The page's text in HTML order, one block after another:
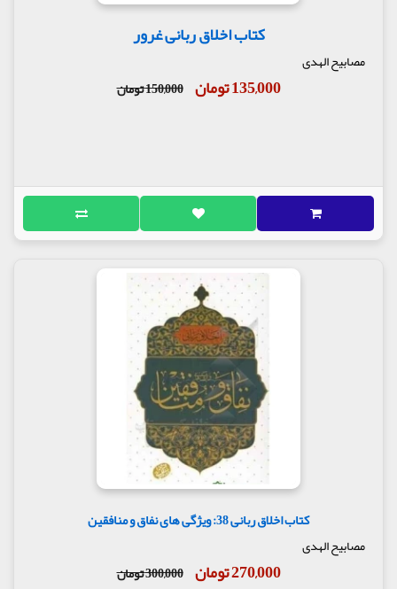
کتاب اخلاق ربانی غرور
مصابیح الهدی
135,000 تومان 150,000 تومان
کتاب اخلاق ربانی 38: ویژگی های نفاق و منافقین
مصابیح الهدی
270,000 تومان 300,000 تومان